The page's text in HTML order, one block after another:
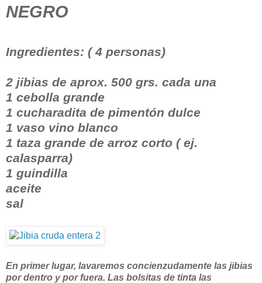
NEGRO
Ingredientes: ( 4 personas)
2 jibias de aprox. 500 grs. cada una
1 cebolla grande
1 cucharadita de pimentón dulce
1 vaso vino blanco
1 taza grande de arroz corto ( ej.
calasparra)
1 guindilla
aceite
sal
En primer lugar, lavaremos concienzudamente las jibias
por dentro y por fuera. Las bolsitas de tinta las